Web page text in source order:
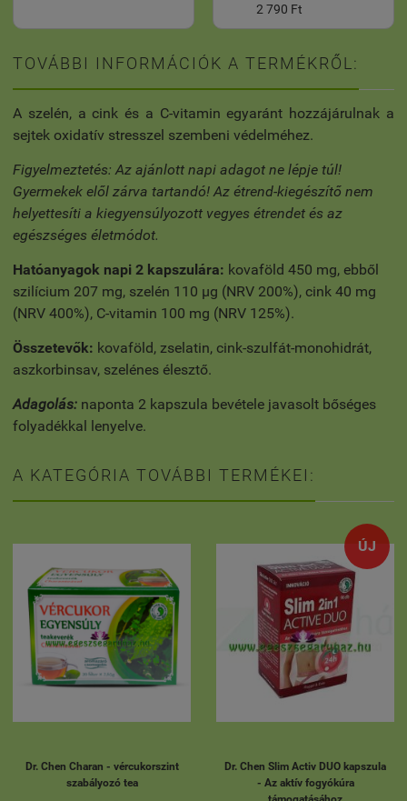
2 790 Ft
TOVÁBBI INFORMÁCIÓK A TERMÉKRŐL:
A szelén, a cink és a C-vitamin egyaránt hozzájárulnak a
sejtek oxidatív stresszel szembeni védelméhez.
Figyelmeztetés: Az ajánlott napi adagot ne lépje túl!
Gyermekek elől zárva tartandó! Az étrend-kiegészítő nem
helyettesíti a kiegyensúlyozott vegyes étrendet és az
egészséges életmódot.
Hatóanyagok napi 2 kapszulára: kovaföld 450 mg, ebből
szilícium 207 mg, szelén 110 µg (NRV 200%), cink 40 mg
(NRV 400%), C-vitamin 100 mg (NRV 125%).
Összetevők: kovaföld, zselatin, cink-szulfát-monohidrát,
aszkorbinsav, szelénes élesztő.
Adagolás: naponta 2 kapszula bevétele javasolt bőséges
folyadékkal lenyelve.
A KATEGÓRIA TOVÁBBI TERMÉKEI:
Dr. Chen Charan - vércukorszint
szabályozó tea
ÚJ
Dr. Chen Slim Activ DUO kapszula
- Az aktív fogyókúra